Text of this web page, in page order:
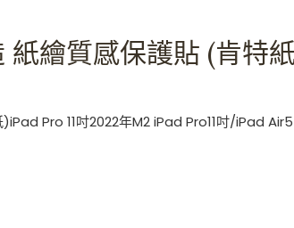
繪質感保護貼 (肯特
Pro 11吋2022年M2 iPad Pro11吋/iPad Air5
特
紙】
本